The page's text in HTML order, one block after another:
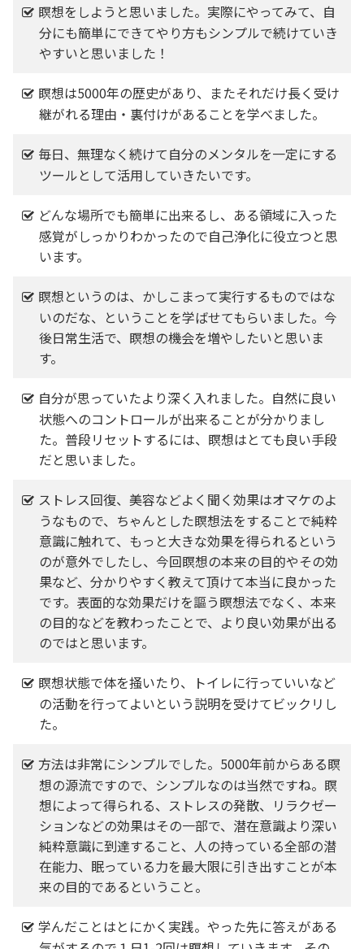
瞑想をしようと思いました。実際にやってみて、自
分にも簡単にできてやり方もシンプルで続けていき
やすいと思いました！
瞑想は5000年の歴史があり、またそれだけ長く受け
継がれる理由・裏付けがあることを学べました。
毎日、無理なく続けて自分のメンタルを一定にする
ツールとして活用していきたいです。
どんな場所でも簡単に出来るし、ある領域に入った
感覚がしっかりわかったので自己浄化に役立つと思
います。
瞑想というのは、かしこまって実行するものではな
いのだな、ということを学ばせてもらいました。今
後日常生活で、瞑想の機会を増やしたいと思いま
す。
自分が思っていたより深く入れました。自然に良い
状態へのコントロールが出来ることが分かりまし
た。普段リセットするには、瞑想はとても良い手段
だと思いました。
ストレス回復、美容などよく聞く効果はオマケのよ
うなもので、ちゃんとした瞑想法をすることで純粋
意識に触れて、もっと大きな効果を得られるという
のが意外でしたし、今回瞑想の本来の目的やその効
果など、分かりやすく教えて頂けて本当に良かった
です。表面的な効果だけを謳う瞑想法でなく、本来
の目的などを教わったことで、より良い効果が出る
のではと思います。
瞑想状態で体を掻いたり、トイレに行っていいなど
の活動を行ってよいという説明を受けてビックリし
た。
方法は非常にシンプルでした。5000年前からある瞑
想の源流ですので、シンプルなのは当然ですね。瞑
想によって得られる、ストレスの発散、リラクゼー
ションなどの効果はその一部で、潜在意識より深い
純粋意識に到達すること、人の持っている全部の潜
在能力、眠っている力を最大限に引き出すことが本
来の目的であるということ。
学んだことはとにかく実践。やった先に答えがある